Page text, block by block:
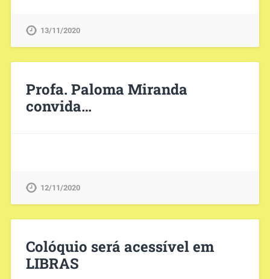
13/11/2020
Profa. Paloma Miranda
convida…
12/11/2020
Colóquio será acessível em
LIBRAS